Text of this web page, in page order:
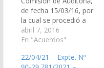
de fecha 15/03/16, por
la cual se procedió a
seleccionar al Dr.
Gustavo Adolfo
20.399.598, para
abril 7, 2016
En "Acuerdos"
22/04/21 – Expte. Nº